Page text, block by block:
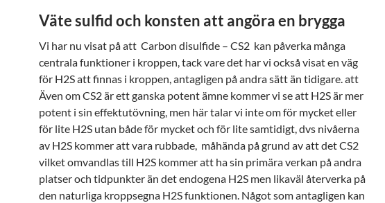
Väte sulfid och konsten att angöra en brygga
Vi har nu visat på att Carbon disulfide – CS2 kan påverka många
centrala funktioner i kroppen, tack vare det har vi också visat en väg
för H2S att finnas i kroppen, antagligen på andra sätt än tidigare. att
Även om CS2 är ett ganska potent ämne kommer vi se att H2S är mer
potent i sin effektutövning, men här talar vi inte om för mycket eller
för lite H2S utan både för mycket och för lite samtidigt, dvs nivåerna
av H2S kommer att vara rubbade, måhända på grund av att det CS2
vilket omvandlas till H2S kommer att ha sin primära verkan på andra
platser och tidpunkter än det endogena H2S men likaväl återverka på
den naturliga kroppsegna H2S funktionen. Något som antagligen kan